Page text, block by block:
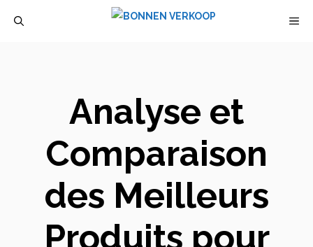
Analyse et
Comparaison
des Meilleurs
Produits pour